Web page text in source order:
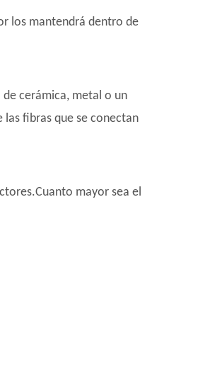
los mantendrá dentro de
cerámica, metal o un
fibras que se conectan
mayor sea el